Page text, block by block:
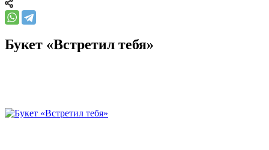
Букет «Встретил тебя»